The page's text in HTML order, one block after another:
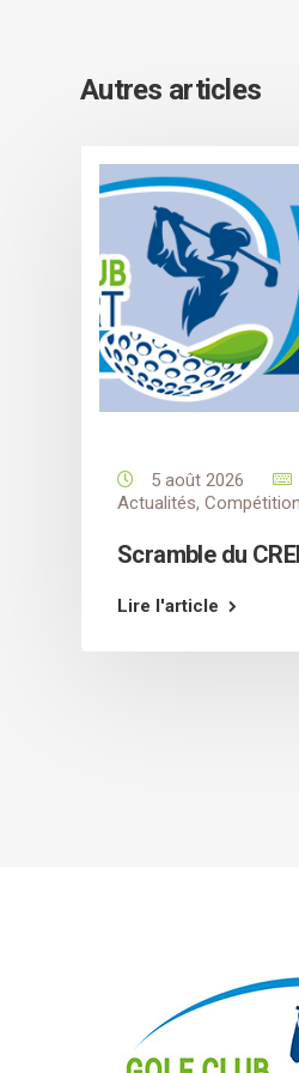
Autres articles
5 août 2026
Actualités,
Scramble du
Lire l'article